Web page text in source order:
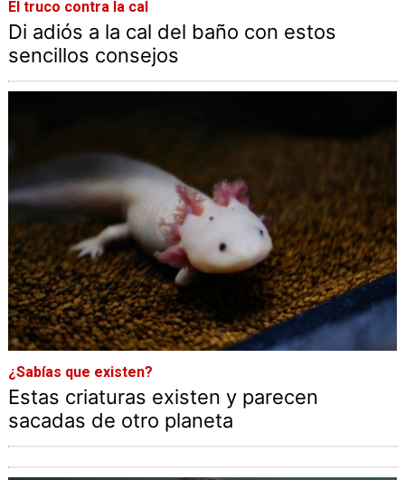
El truco contra la cal
Di adiós a la cal del baño con estos
sencillos consejos
¿Sabías que existen?
Estas criaturas existen y parecen
sacadas de otro planeta